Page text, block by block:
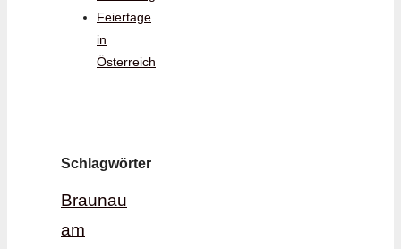
Feiertage
in
Österreich
Schlagwörter
Braunau
am